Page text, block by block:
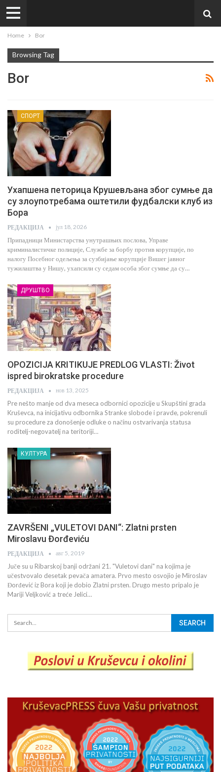
Home Bor
Browsing Tag
Bor
СПОРТ
Ухапшена петорица Крушевљана због сумње да
су злоупотребама оштетили фудбалски клуб из
Бора
РЕДАКЦИЈА јул 18, 2026
Припадници Министарства унутрашњих послова, Управе
криминалистичке полиције, Службе за борбу против корупције, по
налогу Посебног одељења за сузбијање корупције Вишег јавног
тужилаштва у Нишу, ухапсили су седам особа због сумње да су…
ДРУШТВО
OPOZICIJA KRITIKUJE PREDLOG VLASTI: Život
ispred birokratske procedure
РЕДАКЦИЈА нов 13, 2025
Pre nešto manje od dva meseca odbornici opozicije u Skupštini grada
Kruševca, na inicijativu odbornika Stranke slobode i pravde, pokrenuli
su procedure za donošenje odluke o načinu ostvarivanja statusa
roditelj-negovatelj na teritoriji…
КУЛТУРА
ZAVRŠENI „VULETOVI DANI“: Zlatni prsten
Miroslavu Đorđeviću
РЕДАКЦИЈА авг 5, 2019
Juče su u Ribarskoj banji održani 21. "Vuletovi dani" na kojima je
učestvovalo desetak pevača amatera. Prvo mesto osvojio je Miroslav
Đorđević iz Bora koji je dobio Zlatni prsten. Drugo mesto pripalo je
Mariji Veljković a treće Jelici…